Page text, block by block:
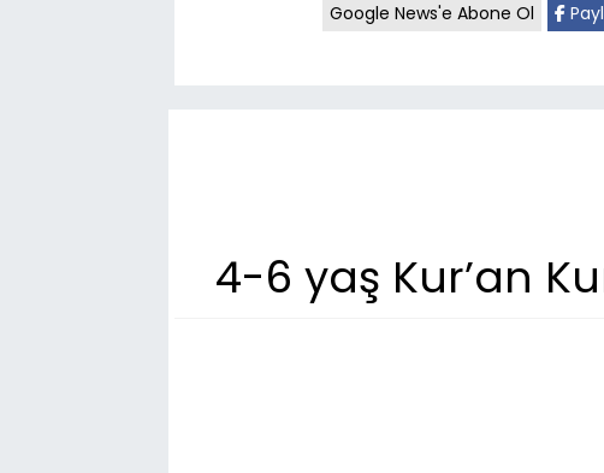
Google News'e Abone Ol
4-6 yaş Kur’an